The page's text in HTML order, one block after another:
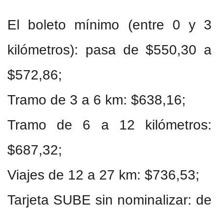
El boleto mínimo (entre 0 y 3
kilómetros): pasa de $550,30 a
$572,86;
Tramo de 3 a 6 km: $638,16;
Tramo de 6 a 12 kilómetros:
$687,32;
Viajes de 12 a 27 km: $736,53;
Tarjeta SUBE sin nominalizar: de